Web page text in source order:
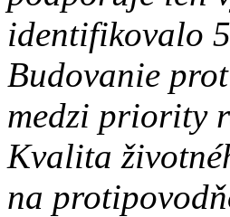
identifikovalo
Budovanie
medzi priority
Kvalita
na